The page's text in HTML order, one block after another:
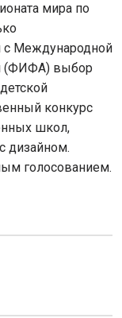
мира по
с Международной
(ФИФА) выбор
конкурс
школ,
дизайном.
голосованием.